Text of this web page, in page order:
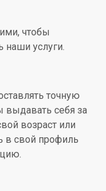
чтобы
наши услуги.
точную
себя за
возраст или
в свой профиль